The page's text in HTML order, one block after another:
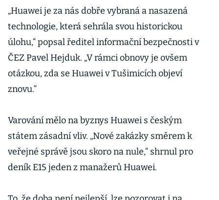
„Huawei je za nás dobře vybraná a nasazená
technologie, která sehrála svou historickou
úlohu,“ popsal ředitel informační bezpečnosti v
ČEZ Pavel Hejduk. „V rámci obnovy je ovšem
otázkou, zda se Huawei v Tušimicích objeví
znovu.“
Varování mělo na byznys Huawei s českým
státem zásadní vliv. „Nové zakázky směrem k
veřejné správě jsou skoro na nule,“ shrnul pro
deník E15 jeden z manažerů Huawei.